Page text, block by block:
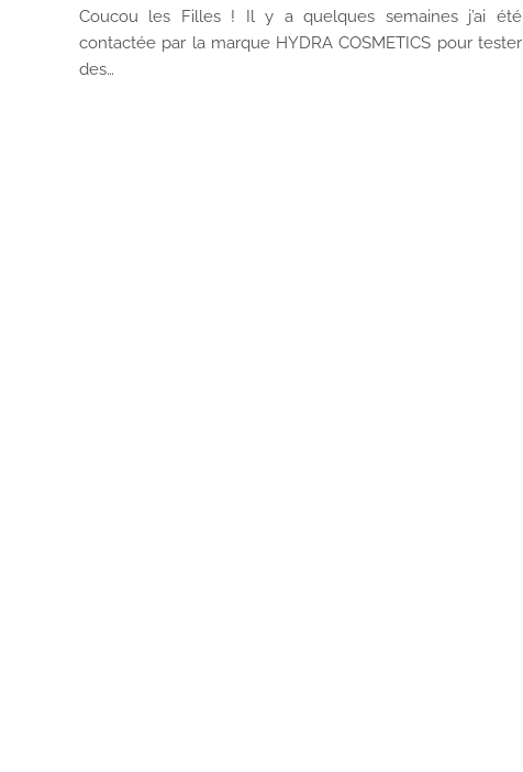
Coucou les Filles ! Il y a quelques semaines j’ai été
contactée par la marque HYDRA COSMETICS pour tester
des…